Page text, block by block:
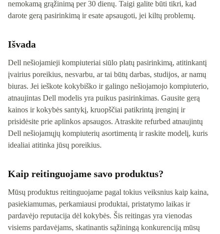
nemokamą grąžinimą per 30 dienų. Taigi galite būti tikri, kad
darote gerą pasirinkimą ir esate apsaugoti, jei kiltų problemų.
Išvada
Dell nešiojamieji kompiuteriai siūlo platų pasirinkimą, atitinkantį
įvairius poreikius, nesvarbu, ar tai būtų darbas, studijos, ar namų
biuras. Jei ieškote kokybiško ir galingo nešiojamojo kompiuterio,
atnaujintas Dell modelis yra puikus pasirinkimas. Gausite gerą
kainos ir kokybės santykį, kruopščiai patikrintą įrenginį ir
prisidėsite prie aplinkos apsaugos. Atraskite refurbed atnaujintų
Dell nešiojamųjų kompiuterių asortimentą ir raskite modelį, kuris
idealiai atitinka jūsų poreikius.
Kaip reitinguojame savo produktus?
Mūsų produktus reitinguojame pagal tokius veiksnius kaip kaina,
pasiekiamumas, perkamiausi produktai, pristatymo laikas ir
pardavėjo reputacija dėl kokybės. Šis reitingas yra vienodas
visiems pardavėjams, skatinantis sąžiningą konkurenciją mūsų